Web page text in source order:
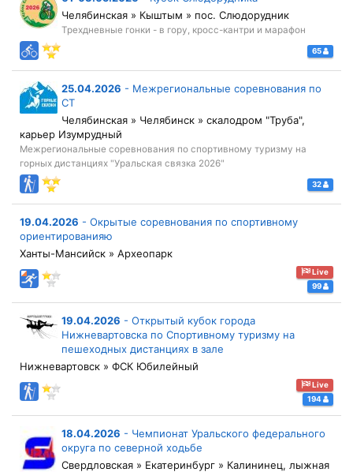
Челябинская » Кыштым » пос. Слюдорудник
Трехдневные гонки - в гору, кросс-кантри и марафон
65
25.04.2026 - Межрегиональные соревнования по
СТ
Челябинская » Челябинск » скалодром "Труба",
карьер Изумрудный
Межрегиональные соревнования по спортивному туризму на
горных дистанциях "Уральская связка 2026"
32
19.04.2026 - Окрытые соревнования по спортивному
ориентированияю
Ханты-Мансийск » Археопарк
Live
99
19.04.2026 - Открытый кубок города
Нижневартовска по Спортивному туризму на
пешеходных дистанциях в зале
Нижневартовск » ФСК Юбилейный
Live
194
18.04.2026 - Чемпионат Уральского федерального
округа по северной ходьбе
Свердловская » Екатеринбург » Калининец, лыжная